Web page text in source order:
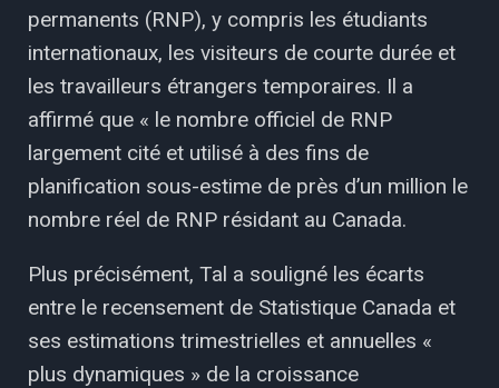
permanents (RNP), y compris les étudiants
internationaux, les visiteurs de courte durée et
les travailleurs étrangers temporaires. Il a
affirmé que « le nombre officiel de RNP
largement cité et utilisé à des fins de
planification sous-estime de près d’un million le
nombre réel de RNP résidant au Canada.
Plus précisément, Tal a souligné les écarts
entre le recensement de Statistique Canada et
ses estimations trimestrielles et annuelles «
plus dynamiques » de la croissance